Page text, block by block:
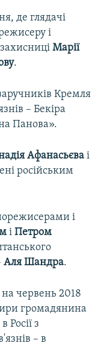
де глядачі
і
Марії
.
Кремля
– Бекіра
Панова».
Афанасьєва і
російським
і
і Петром
Аля Шандра.
червень 2018
громадянина
Росії з
– в